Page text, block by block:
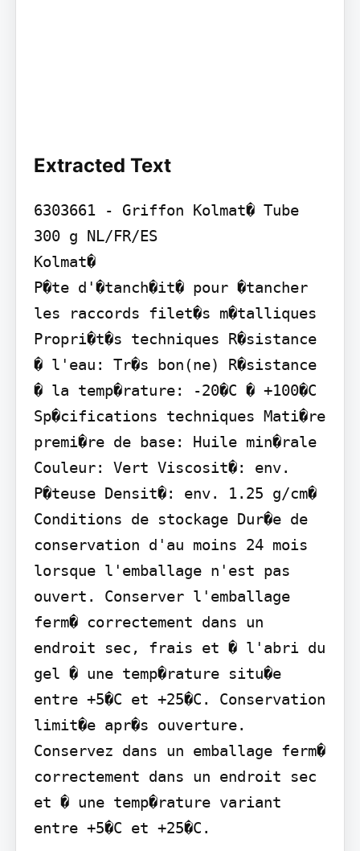
Extracted Text
6303661 - Griffon Kolmat� Tube
300 g NL/FR/ES
Kolmat�
P�te d'�tanch�it� pour �tancher
les raccords filet�s m�talliques
Propri�t�s techniques R�sistance
� l'eau: Tr�s bon(ne) R�sistance
� la temp�rature: -20�C � +100�C
Sp�cifications techniques Mati�re
premi�re de base: Huile min�rale
Couleur: Vert Viscosit�: env.
P�teuse Densit�: env. 1.25 g/cm�
Conditions de stockage Dur�e de
conservation d'au moins 24 mois
lorsque l'emballage n'est pas
ouvert. Conserver l'emballage
ferm� correctement dans un
endroit sec, frais et � l'abri du
gel � une temp�rature situ�e
entre +5�C et +25�C. Conservation
limit�e apr�s ouverture.
Conservez dans un emballage ferm�
correctement dans un endroit sec
et � une temp�rature variant
entre +5�C et +25�C.